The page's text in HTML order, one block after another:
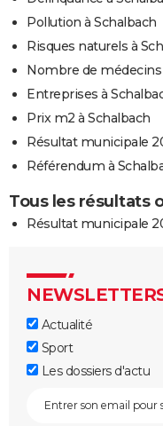
Pollution à Schalbach
Risques naturels à
Nombre de médecins
Entreprises à
Prix m2 à Schalbach
Résultat municipale
Référendum à
Tous les résultats
Résultat municipale
Actualité
Sport
Les dossiers d'actu